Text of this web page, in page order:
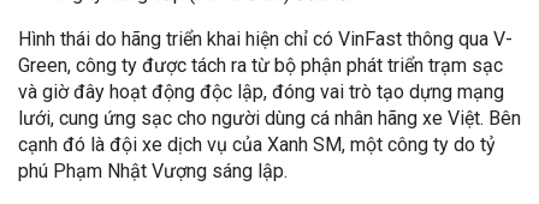
Hình thái do hãng triển khai hiện chỉ có VinFast thông qua V-
Green, công ty được tách ra từ bộ phận phát triển trạm sạc
và giờ đây hoạt động độc lập, đóng vai trò tạo dựng mạng
lưới, cung ứng sạc cho người dùng cá nhân hãng xe Việt. Bên
cạnh đó là đội xe dịch vụ của Xanh SM, một công ty do tỷ
phú Phạm Nhật Vượng sáng lập.